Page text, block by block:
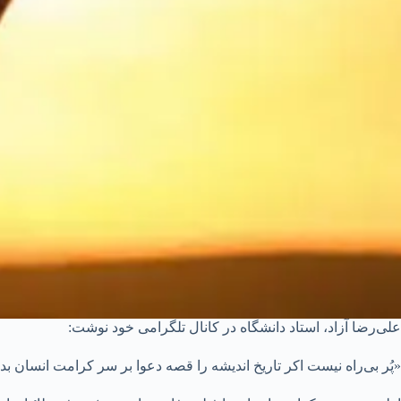
علی‌رضا آزاد، استاد دانشگاه در کانال تلگرامی خود نوشت:
«پُر بی‌راه نیست اکر تاریخ اندیشه را قصه دعوا بر سر کرامت انسان